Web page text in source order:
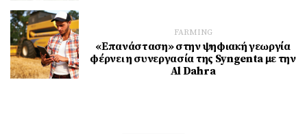
FARMING
«Επανάσταση» στην ψηφιακή γεωργία
φέρνει η συνεργασία της Syngenta με την
Al Dahra